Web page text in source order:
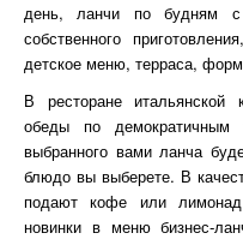
день, ланчи по будням
собственного
детское меню, терраса,
В ресторане итальянской
обеды по
выбранного вами ланча
блюдо вы выберете. В
подают кофе или
новинки в меню бизнес-